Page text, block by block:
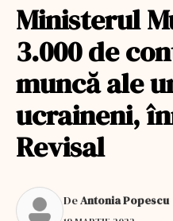
Ministerul
3.000 de
muncă ale
ucraineni,
Revisal
DeAntonia Popescu